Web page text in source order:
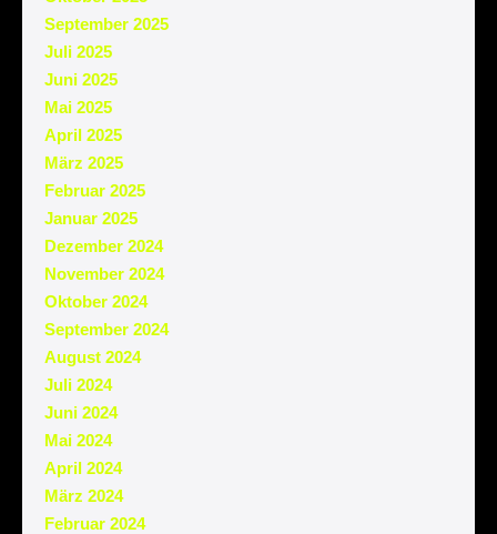
September 2025
Juli 2025
Juni 2025
Mai 2025
April 2025
März 2025
Februar 2025
Januar 2025
Dezember 2024
November 2024
Oktober 2024
September 2024
August 2024
Juli 2024
Juni 2024
Mai 2024
April 2024
März 2024
Februar 2024